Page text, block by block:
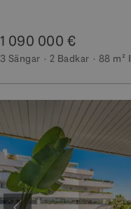
1 090 000 €
3 Sängar 2 Badkar 88 m²